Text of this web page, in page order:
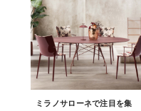
ミラノサローネで注目を集